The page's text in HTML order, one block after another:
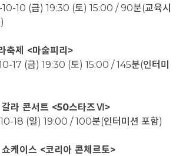
10 (금) 19:30 (토) 15:00 / 90분(교육시
축제 <마술피리>
17 (금) 19:30 (토) 15:00 / 145분(인터미
라 콘서트 <50스타즈Ⅵ>
18 (일) 19:00 / 100분(인터미션 포함)
케이스 <코리아 콘체르토>